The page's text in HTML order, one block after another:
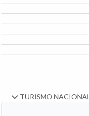
TURISMO NACIONAL